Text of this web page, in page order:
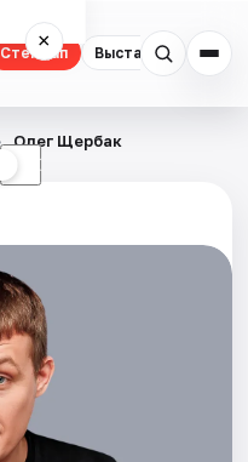
Стендап Выставки Спорт
×
☾
Олег Щербак